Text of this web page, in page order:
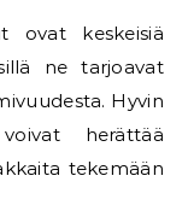
ovat keskeisiä
ne tarjoavat
Hyvin
herättää
tekemään